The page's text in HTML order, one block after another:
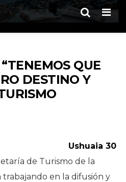
QUE
DESTINO Y
Ushuaia 30
de Turismo de la
en la difusión y